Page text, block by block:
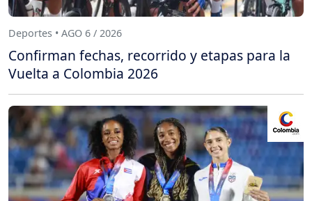
Deportes • AGO 6 / 2026
Confirman fechas, recorrido y etapas para la
Vuelta a Colombia 2026